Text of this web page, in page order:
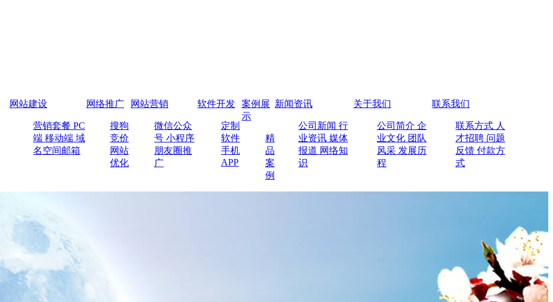
网站建设
营销套餐 PC
端 移动端 域
名空间邮箱
网络推广
搜狗
竞价
网站
优化
网站营销
微信公众
号 小程序
朋友圈推
广
软件开发
定制
软件
手机
APP
案例展
示
精
品
案
例
新闻资讯
公司新闻 行
业资讯 媒体
报道 网络知
识
关于我们
公司简介 企
业文化 团队
风采 发展历
程
联系我们
联系方式 人
才招聘 问题
反馈 付款方
式